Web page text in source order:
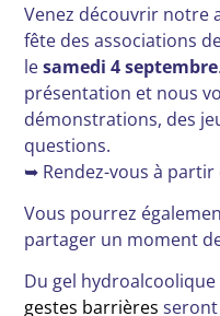
Venez découvrir notre
fête des associations
lesamedi 4 septembre
présentation et nous
démonstrations, des
questions.
➥ Rendez-vous à partir
Vous pourrez
partager un moment
Du gel
gestes barrières